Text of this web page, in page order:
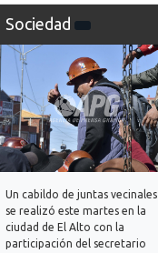
Sociedad
Un cabildo de juntas vecinales
se realizó este martes en la
ciudad de El Alto con la
participación del secretario